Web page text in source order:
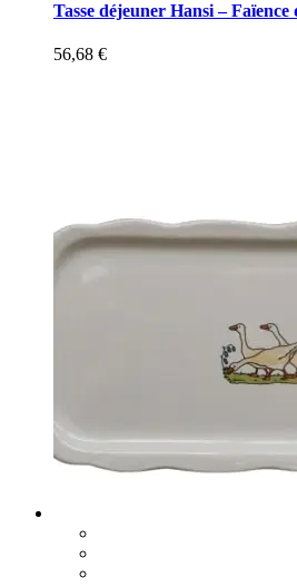
Tasse déjeuner Hansi – Faïence
56,68 €